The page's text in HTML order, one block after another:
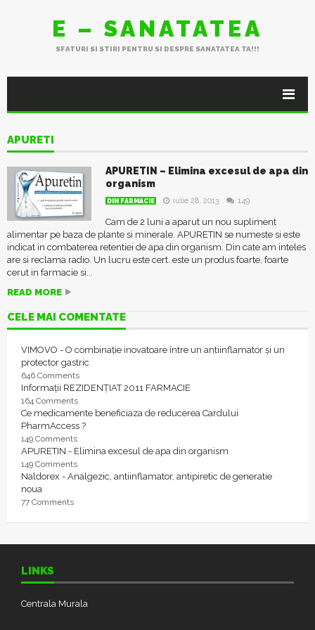
E – SANATATEA
SFATURI SI STIRI PENTRU SI DESPRE SANATATEA TA!!!
APURETI
APURETIN – Elimina excesul de apa din
organism
DIN FARMACIE iulie 28, 2013 149
Cam de 2 luni a aparut un nou supliment
alimentar pe baza de plante si minerale. APURETIN se numeste si este
indicat in combaterea retentiei de apa din organism. Din cate am inteles
are si reclama radio. Un lucru este cert..este un produs foarte, foarte
cerut in farmacie si...
READ MORE
CELE MAI COMENTATE
VIMOVO - O combinație inovatoare între un antiinflamator și un
protector gastric
646 Comments
Informații REZIDENȚIAT 2011 FARMACIE
164 Comments
Ce medicamente beneficiaza de reducerea Cardului
PharmAccess ?
149 Comments
APURETIN - Elimina excesul de apa din organism
149 Comments
Naldorex - Analgezic, antiinflamator, antipiretic de generatie
noua
77 Comments
LINKS
Centrala Murala